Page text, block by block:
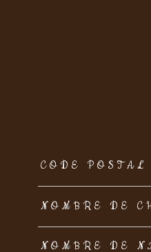
CODE POSTAL
NOMBRE DE
NOMBRE DE